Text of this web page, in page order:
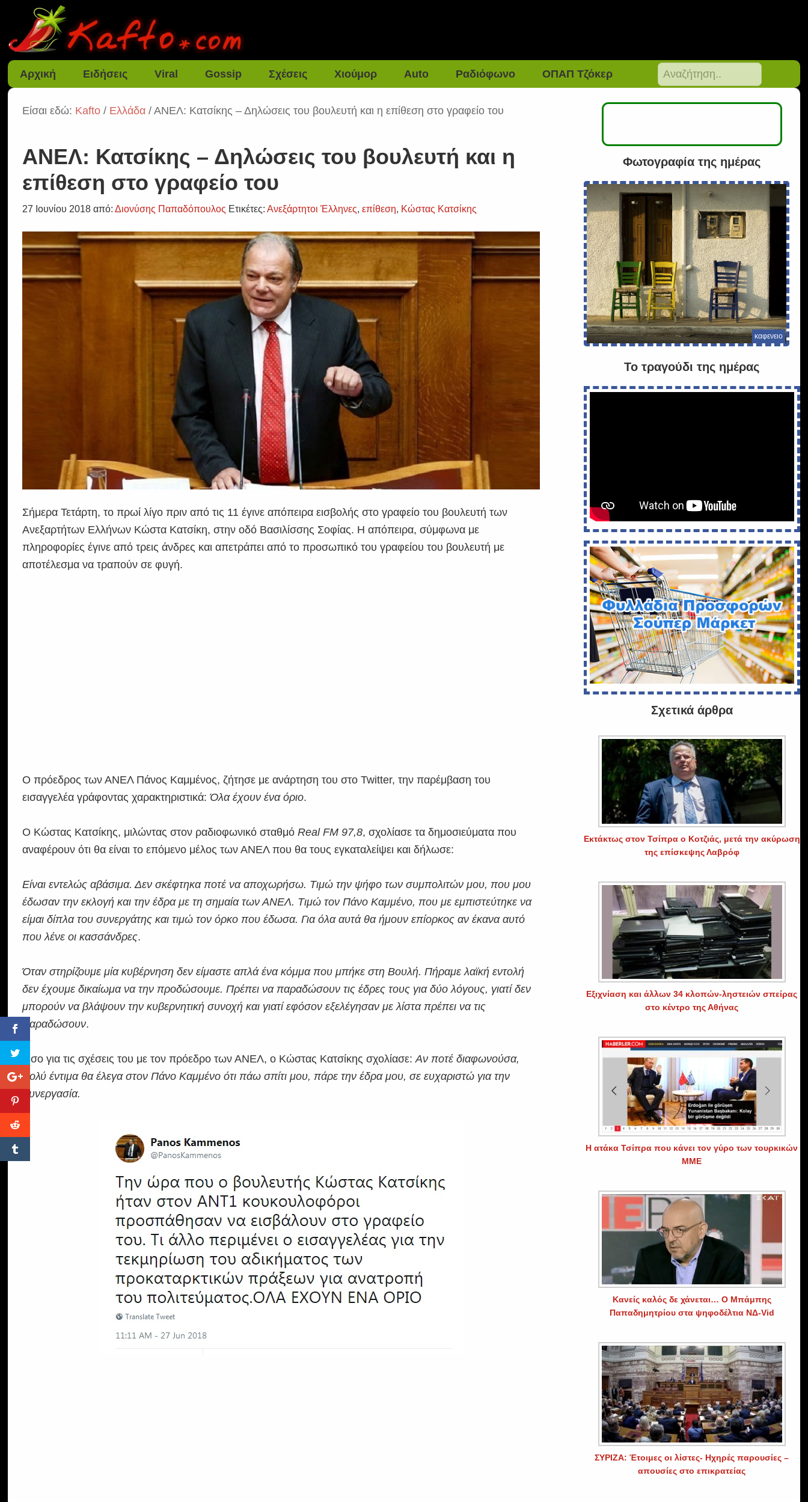
Αρχική Ειδήσεις Viral Gossip Σχέσεις Χιούμορ Auto Ραδιόφωνο ΟΠΑΠ Τζόκερ
Είσαι εδώ: Kafto / Ελλάδα / ΑΝΕΛ: Κατσίκης – Δηλώσεις του βουλευτή και η επίθεση στο γραφείο του
ΑΝΕΛ: Κατσίκης – Δηλώσεις του βουλευτή και η
επίθεση στο γραφείο του
27 Ιουνίου 2018 από:Διονύσης Παπαδόπουλος Ετικέτες:Ανεξάρτητοι Έλληνες,επίθεση, Κώστας Κατσίκης
Σήμερα Τετάρτη, το πρωί λίγο πριν από τις 11 έγινε απόπειρα εισβολής στο γραφείο του βουλευτή των
Ανεξαρτήτων Ελλήνων Κώστα Κατσίκη, στην οδό Βασιλίσσης Σοφίας. Η απόπειρα, σύμφωνα με
πληροφορίες έγινε από τρεις άνδρες και απετράπει από το προσωπικό του γραφείου του βουλευτή με
αποτέλεσμα να τραπούν σε φυγή.
Ο πρόεδρος των ΑΝΕΛ Πάνος Καμμένος, ζήτησε με ανάρτηση του στο Twitter, την παρέμβαση του
εισαγγελέα γράφοντας χαρακτηριστικά:Όλα έχουν ένα όριο.
Ο Κώστας Κατσίκης, μιλώντας στον ραδιοφωνικό σταθμόReal FM 97,8, σχολίασε τα δημοσιεύματα που
αναφέρουν ότι θα είναι το επόμενο μέλος των ΑΝΕΛ που θα τους εγκαταλείψει και δήλωσε:
Είναι εντελώς αβάσιμα. Δεν σκέφτηκα ποτέ να αποχωρήσω. Τιμώ την ψήφο των συμπολιτών μου, που μου
έδωσαν την εκλογή και την έδρα με τη σημαία των ΑΝΕΛ. Τιμώ τον Πάνο Καμμένο, που με εμπιστεύτηκε να
είμαι δίπλα του συνεργάτης και τιμώ τον όρκο που έδωσα. Για όλα αυτά θα ήμουν επίορκος αν έκανα αυτό
που λένε οι κασσάνδρες.
Όταν στηρίζουμε μία κυβέρνηση δεν είμαστε απλά ένα κόμμα που μπήκε στη Βουλή. Πήραμε λαϊκή εντολή
δεν έχουμε δικαίωμα να την προδώσουμε. Πρέπει να παραδώσουν τις έδρες τους για δύο λόγους, γιατί δεν
μπορούν να βλάψουν την κυβερνητική συνοχή και γιατί εφόσον εξελέγησαν με λίστα πρέπει να τις
παραδώσουν.
Όσο για τις σχέσεις του με τον πρόεδρο των ΑΝΕΛ, ο Κώστας Κατσίκης σχολίασε:Αν ποτέ διαφωνούσα,
πολύ έντιμα θα έλεγα στον Πάνο Καμμένο ότι πάω σπίτι μου, πάρε την έδρα μου, σε ευχαριστώ για την
συνεργασία.
Φωτογραφία της ημέρας
καφενειο
Το τραγούδι της ημέρας
Σχετικά άρθρα
Εκτάκτως στον Τσίπρα ο Κοτζιάς, μετά την ακύρωση
της επίσκεψης Λαβρόφ
Εξιχνίαση και άλλων 34 κλοπών-ληστειών σπείρας
στο κέντρο της Αθήνας
Η ατάκα Τσίπρα που κάνει τον γύρο των τουρκικών
ΜΜΕ
Κανείς καλός δε χάνεται… Ο Μπάμπης
Παπαδημητρίου στα ψηφοδέλτια ΝΔ-Vid
ΣΥΡΙΖΑ: Έτοιμες οι λίστες- Ηχηρές παρουσίες –
απουσίες στο επικρατείας